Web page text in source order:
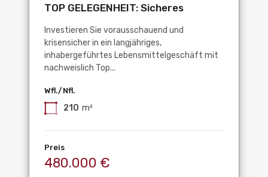
TOP GELEGENHEIT: Sicheres
Investieren Sie vorausschauend und
krisensicher in ein langjähriges,
inhabergeführtes Lebensmittelgeschäft mit
nachweislich Top...
Wfl./Nfl.
210 m²
Preis
480.000 €